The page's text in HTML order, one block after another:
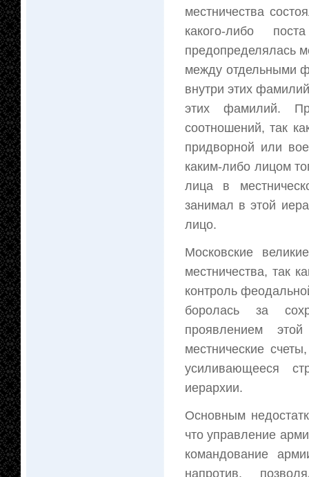
местничества
какого-либо
предопределялась
между отдельными
внутри этих
этих фамилий.
соотношений, так
придворной или
каким-либо лицом
лица в
занимал в этой
лицо.
Московские
местничества, так
контроль
боролась за
проявлением
местнические
усиливающееся
иерархии.
Основным
что управление
командование
напротив,